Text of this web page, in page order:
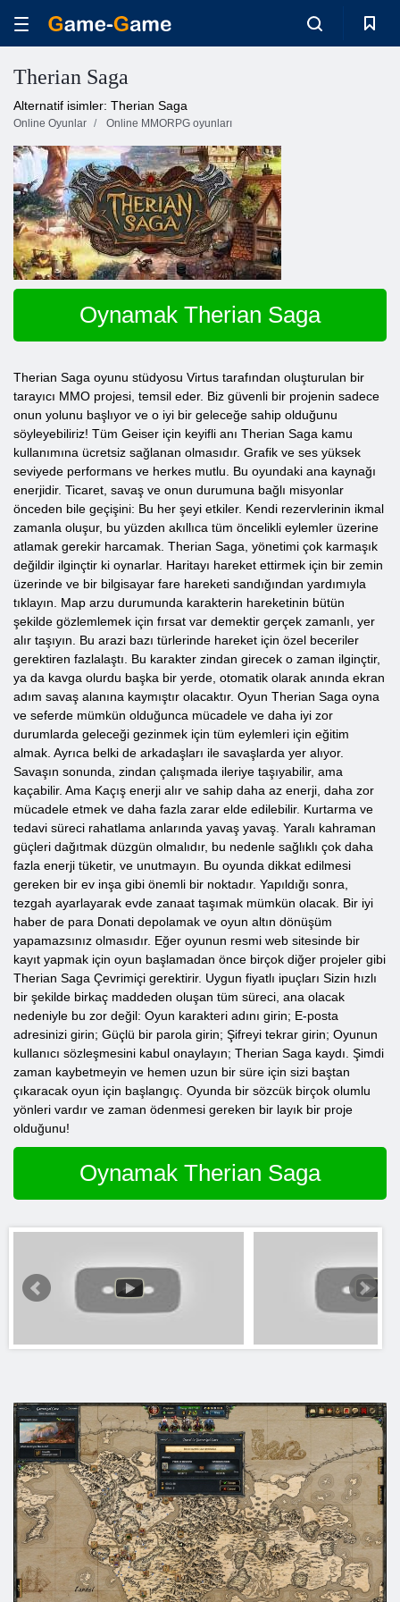
Therian Saga
Alternatif isimler: Therian Saga
Online Oyunlar Online MMORPG oyunları
Oynamak Therian Saga
Therian Saga oyunu stüdyosu Virtus tarafından oluşturulan bir
tarayıcı MMO projesi, temsil eder. Biz güvenli bir projenin sadece
onun yolunu başlıyor ve o iyi bir geleceğe sahip olduğunu
söyleyebiliriz! Tüm Geiser için keyifli anı Therian Saga kamu
kullanımına ücretsiz sağlanan olmasıdır. Grafik ve ses yüksek
seviyede performans ve herkes mutlu. Bu oyundaki ana kaynağı
enerjidir. Ticaret, savaş ve onun durumuna bağlı misyonlar
önceden bile geçişini: Bu her şeyi etkiler. Kendi rezervlerinin ikmal
zamanla oluşur, bu yüzden akıllıca tüm öncelikli eylemler üzerine
atlamak gerekir harcamak. Therian Saga, yönetimi çok karmaşık
değildir ilginçtir ki oynarlar. Haritayı hareket ettirmek için bir zemin
üzerinde ve bir bilgisayar fare hareketi sandığından yardımıyla
tıklayın. Map arzu durumunda karakterin hareketinin bütün
şekilde gözlemlemek için fırsat var demektir gerçek zamanlı, yer
alır taşıyın. Bu arazi bazı türlerinde hareket için özel beceriler
gerektiren fazlalaştı. Bu karakter zindan girecek o zaman ilginçtir,
ya da kavga olurdu başka bir yerde, otomatik olarak anında ekran
adım savaş alanına kaymıştır olacaktır. Oyun Therian Saga oyna
ve seferde mümkün olduğunca mücadele ve daha iyi zor
durumlarda geleceği gezinmek için tüm eylemleri için eğitim
almak. Ayrıca belki de arkadaşları ile savaşlarda yer alıyor.
Savaşın sonunda, zindan çalışmada ileriye taşıyabilir, ama
kaçabilir. Ama Kaçış enerji alır ve sahip daha az enerji, daha zor
mücadele etmek ve daha fazla zarar elde edilebilir. Kurtarma ve
tedavi süreci rahatlama anlarında yavaş yavaş. Yaralı kahraman
güçleri dağıtmak düzgün olmalıdır, bu nedenle sağlıklı çok daha
fazla enerji tüketir, ve unutmayın. Bu oyunda dikkat edilmesi
gereken bir ev inşa gibi önemli bir noktadır. Yapıldığı sonra,
tezgah ayarlayarak evde zanaat taşımak mümkün olacak. Bir iyi
haber de para Donati depolamak ve oyun altın dönüşüm
yapamazsınız olmasıdır. Eğer oyunun resmi web sitesinde bir
kayıt yapmak için oyun başlamadan önce birçok diğer projeler gibi
Therian Saga Çevrimiçi gerektirir. Uygun fiyatlı ipuçları Sizin hızlı
bir şekilde birkaç maddeden oluşan tüm süreci, ana olacak
nedeniyle bu zor değil: Oyun karakteri adını girin; E-posta
adresinizi girin; Güçlü bir parola girin; Şifreyi tekrar girin; Oyunun
kullanıcı sözleşmesini kabul onaylayın; Therian Saga kaydı. Şimdi
zaman kaybetmeyin ve hemen uzun bir süre için sizi baştan
çıkaracak oyun için başlangıç. Oyunda bir sözcük birçok olumlu
yönleri vardır ve zaman ödenmesi gereken bir layık bir proje
olduğunu!
Oynamak Therian Saga